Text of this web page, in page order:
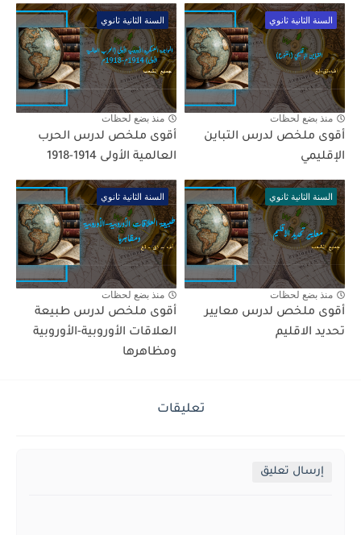
السنة الثانية ثانوي
منذ بضع لحظات
أقوى ملخص لدرس التباين
الإقليمي
السنة الثانية ثانوي
منذ بضع لحظات
أقوى ملخص لدرس الحرب
العالمية الأولى 1914-1918
السنة الثانية ثانوي
منذ بضع لحظات
أقوى ملخص لدرس معايير
تحديد الاقليم
السنة الثانية ثانوي
منذ بضع لحظات
أقوى ملخص لدرس طبيعة
العلاقات الأوروبية-الأوروبية
ومظاهرها
تعليقات
إرسال تعليق